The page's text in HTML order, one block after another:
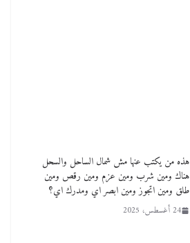
هذه من يكتب عنها مش شمال الساحل والسحل
هناك ومين شرب ومين عزم ومين رقص ومين
طلق ومين اتجوز ومين ابصر اي ومدرك اي؟
24 أغسطس، 2025